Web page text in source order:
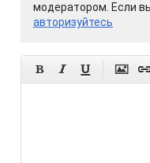
модератором. Если
авторизуйтесь
   